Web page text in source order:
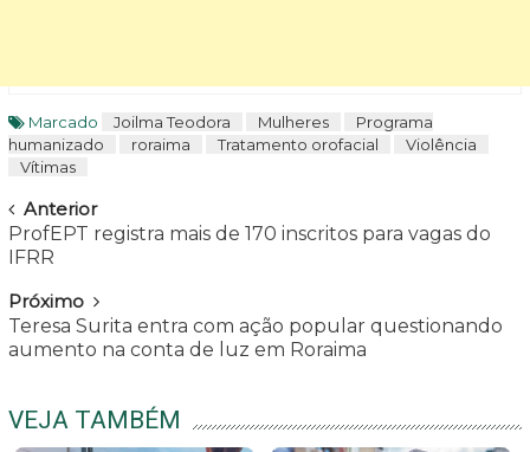
Marcado Joilma Teodora Mulheres
Programa
humanizado
roraima Tratamento orofacial
Violência
Vítimas
Navegar
Anterior
ProfEPT registra mais de 170 inscritos para vagas do
IFRR
Próximo
Teresa Surita entra com ação popular questionando
aumento na conta de luz em Roraima
VEJA TAMBÉM